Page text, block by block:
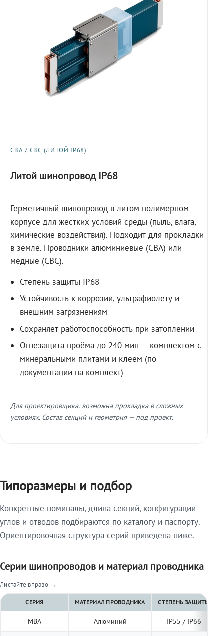
СВА / СВС (ЛИТОЙ IP68)
Литой шинопровод IP68
Герметичный шинопровод в литом полимерном
корпусе для жёстких условий среды (пыль, влага,
химические воздействия). Подходит для прокладки
в земле. Проводники алюминиевые (СВА) или
медные (СВС).
Степень защиты IP68
Устойчивость к коррозии, ультрафиолету и
внешним загрязнениям
Сохраняет работоспособность при затоплении
Огнезащита проёма до 240 мин — комплектом с
минеральными плитами и клеем (по
документации на комплект)
Для проектировщика: возможна прокладка в сложных
условиях. Состав секций и геометрия — под проект.
Типоразмеры и подбор
Конкретные номиналы, длина секций, конфигурации
углов и отводов подбираются по каталогу и паспорту.
Ориентировочная структура серий приведена ниже.
Серии шинопроводов и материал проводника
Листайте вправо →
СЕРИЯ МАТЕРИАЛ ПРОВОДНИКА СТЕПЕНЬ ЗАЩИТЫ
МВА Алюминий IP55 / IP66